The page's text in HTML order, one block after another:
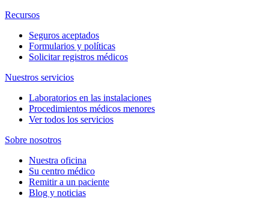
Recursos
Seguros aceptados
Formularios y políticas
Solicitar registros médicos
Nuestros servicios
Laboratorios en las instalaciones
Procedimientos médicos menores
Ver todos los servicios
Sobre nosotros
Nuestra oficina
Su centro médico
Remitir a un paciente
Blog y noticias